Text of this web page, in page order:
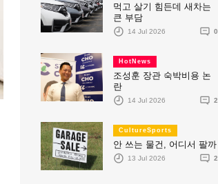
먹고 살기 힘든데 새차는
큰 부담
14 Jul 2026 0
HotNews
조성훈 장관 숙박비용 논
란
14 Jul 2026 2
CultureSports
안 쓰는 물건, 어디서 팔까
13 Jul 2026 2